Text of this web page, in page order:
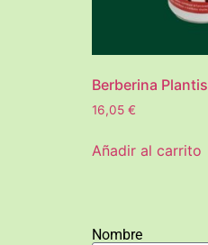
Berberina Plantis
16,05 €
Añadir al carrito
Nombre